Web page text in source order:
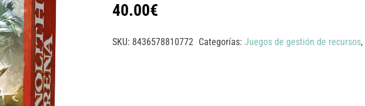
40.00€
SKU: 8436578810772 Categorías: Juegos de gestión de recursos,